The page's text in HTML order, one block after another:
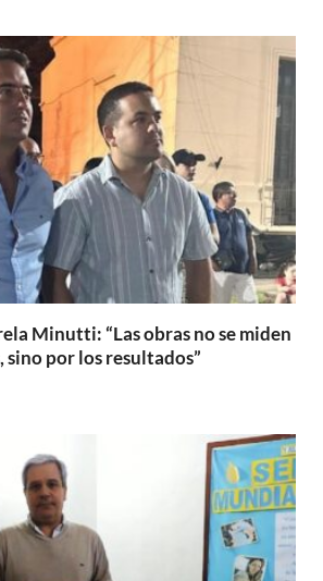
Minutti: “Las obras no se miden
sino por los resultados”